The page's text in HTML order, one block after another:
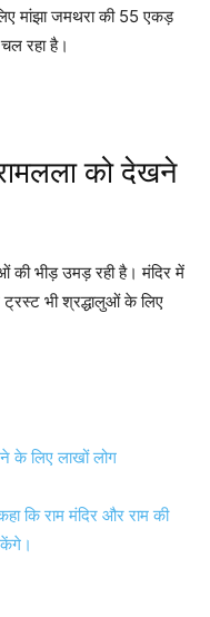
मांझा जमथरा की 55 एकड़
रहा है।
को देखने
की भीड़ उमड़ रही है। मंदिर में
भी श्रद्धालुओं के लिए
के लिए लाखों लोग
कि राम मंदिर और राम की